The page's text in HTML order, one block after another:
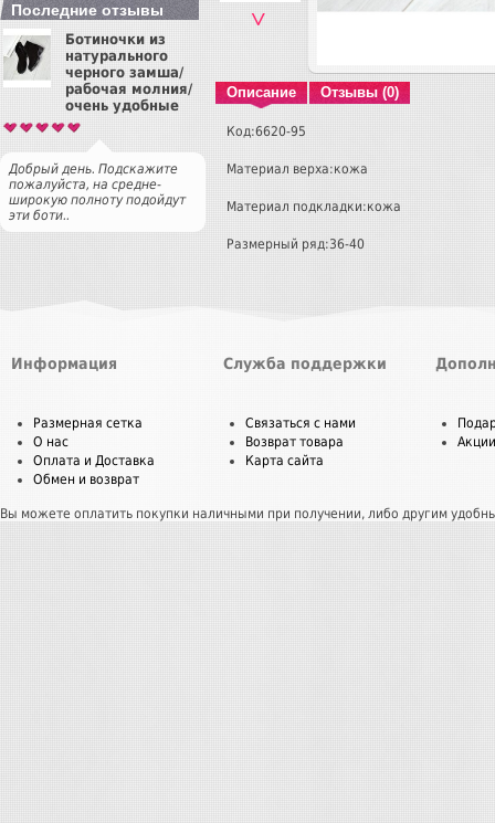
Последние отзывы
Ботиночки из
натурального
черного замша/
рабочая молния/
очень удобные
Добрый день. Подскажите
пожалуйста, на средне-
широкую полноту подойдут
эти боти..
˅
Описание Отзывы (0)
Код:6620-95
Материал верха:кожа
Материал подкладки:кожа
Размерный ряд:36-40
Информация
Размерная сетка
О нас
Оплата и Доставка
Обмен и возврат
Служба поддержки
Связаться с нами
Возврат товара
Карта сайта
Акции
Вы можете оплатить покупки наличными при получении, либо другим